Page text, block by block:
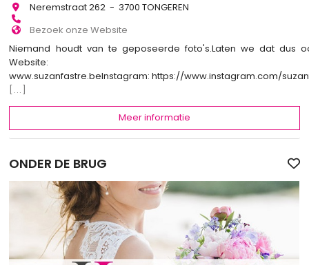
Neremstraat 262 - 3700 TONGEREN
Bezoek onze Website
Niemand houdt van te geposeerde foto's.Laten we dat dus
Website:
www.suzanfastre.beInstagram: https://www.instagram.com/
[...]
Meer informatie
ONDER DE BRUG